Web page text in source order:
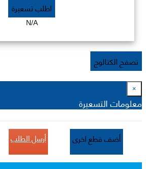
اطلب تسعيرة
N/A
تصفح الكتالوج
×
معلومات التسعيرة
أضف قطع اخرى أرسل الطلب